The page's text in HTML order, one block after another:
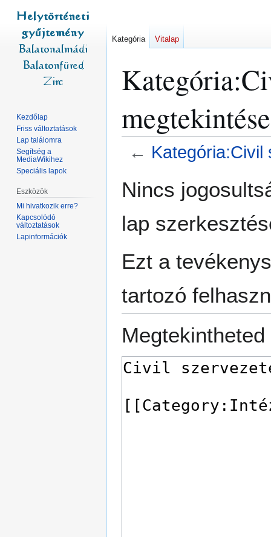
megtekintése
← Kategória:Civil
Nincs
lap
Ezt a
tartozó
Kategória Vitalap
Kezdőlap
Friss változtatások
Lap találomra
Segítség a
MediaWikihez
Speciális lapok
Eszközök
Mi hivatkozik erre?
Kapcsolódó
változtatások
Lapinformációk